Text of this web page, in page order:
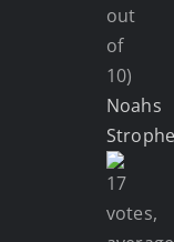
out
of
10)
Noahs